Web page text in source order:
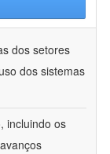
dos setores
dos sistemas
incluindo os